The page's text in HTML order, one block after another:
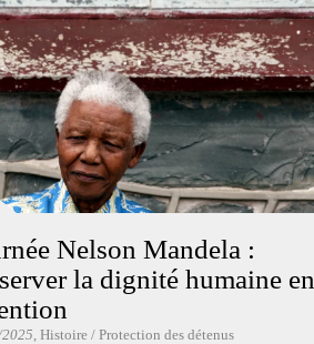
Nelson Mandela :
la dignité humaine en
, Histoire / Protection des détenus